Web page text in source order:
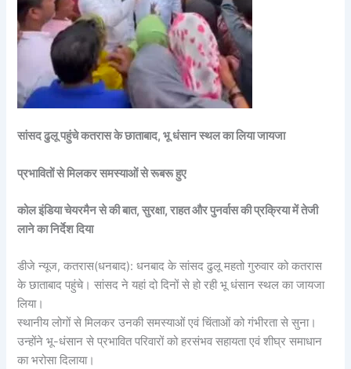
सांसद ढुलू पहुंचे कतरास के छाताबाद, भू धंसान स्थल का लिया जायजा
प्रभावितों से मिलकर समस्याओं से रूबरू हुए
कोल इंडिया चेयरमैन से की बात, सुरक्षा, राहत और पुनर्वास की प्रक्रिया में तेजी
लाने का निर्देश दिया
डीजे न्यूज, कतरास(धनबाद): धनबाद के सांसद ढुलू महतो गुरुवार को कतरास
के छाताबाद पहुंचे। सांसद ने यहां दो दिनों से हो रही भू धंसान स्थल का जायजा
लिया।
स्थानीय लोगों से मिलकर उनकी समस्याओं एवं चिंताओं को गंभीरता से सुना।
उन्होंने भू-धंसान से प्रभावित परिवारों को हरसंभव सहायता एवं शीघ्र समाधान
का भरोसा दिलाया।